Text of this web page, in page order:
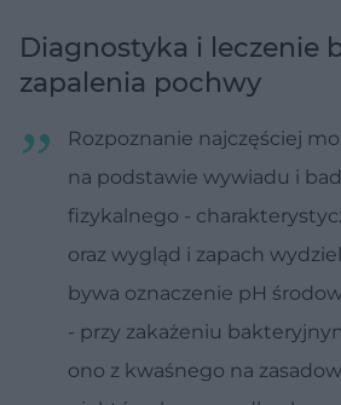
Diagnostyka i leczenie
zapalenia pochwy
Rozpoznanie najczęściej
na podstawie wywiadu i
fizykalnego -
oraz wygląd i zapach
bywa oznaczenie pH
- przy zakażeniu
ono z kwaśnego na